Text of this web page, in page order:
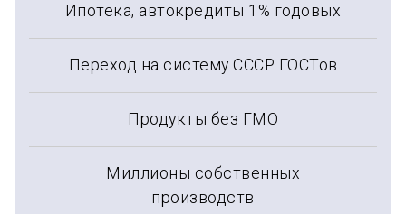
Ипотека, автокредиты 1% годовых
Переход на систему СССР ГОСТов
Продукты без ГМО
Миллионы собственных
производств